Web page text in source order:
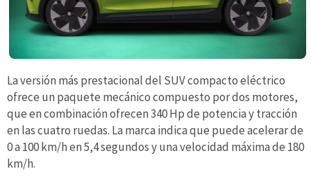
La versión más prestacional del SUV compacto eléctrico
ofrece un paquete mecánico compuesto por dos motores,
que en combinación ofrecen 340 Hp de potencia y tracción
en las cuatro ruedas. La marca indica que puede acelerar de
0 a 100 km/h en 5,4 segundos y una velocidad máxima de 180
km/h.